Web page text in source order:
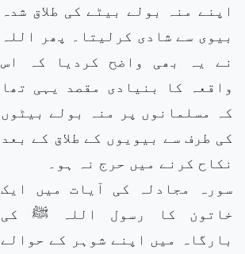
اپنے منہ بولے بیٹے کی طلاق شدہ
بیوی سے شادی کرلیتا۔ پھر اللہ
نے یہ بھی واضح کردیا کہ اس
واقعہ کا بنیادی مقصد یہی تھا
کہ مسلمانوں پر منہ بولے بیٹوں
کی طرف سے بیویوں کے طلاق کے بعد
نکاح کرنے میں حرج نہ ہو۔
سورہ مجادلہ کی آیات میں ایک
خاتون کا رسول اللہ ﷺ کی
بارگاہ میں اپنے شوہر کے حوالے